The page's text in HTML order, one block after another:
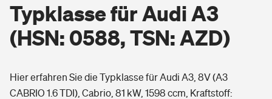
Berufsunfähigkeitsversicherung
Erwerbsunfähigkeitsversicherung
Grundfähigkeitsversicherung
Wohnen
Freizeit
Typklasse für Audi A3
(HSN: 0588, TSN: AZD)
Hier erfahren Sie die Typklasse für Audi A3, 8V (A3
CABRIO 1.6 TDI), Cabrio, 81 kW, 1598 ccm, Kraftstoff: